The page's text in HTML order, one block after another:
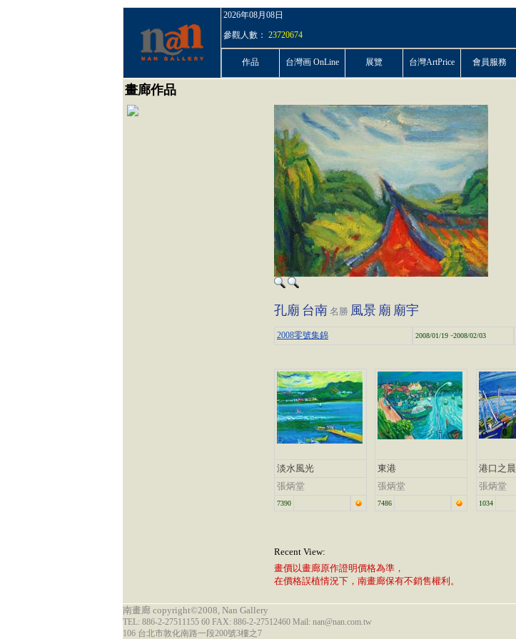
2026年08月08日
參觀人數： 23720674
作品 台灣画 OnLine 展覽 台灣ArtPrice 會員服務
畫廊作品
孔廟 台南 名勝 風景 廟 廟宇
2008零號集錦 2008/01/19 -2008/02/03
淡水風光
張炳堂
7390
東港
張炳堂
7486
港口之晨
張炳堂
1034
Recent View:
畫價以畫廊原作證明價格為準，
在價格誤植情況下，南畫廊保有不銷售權利。
南畫廊 copyright©2008, Nan Gallery
TEL: 886-2-27511155 60 FAX: 886-2-27512460 Mail: nan@nan.com.tw
106 台北市敦化南路一段200號3樓之7